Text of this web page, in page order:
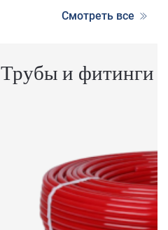
Смотреть все
Трубы и фитинги